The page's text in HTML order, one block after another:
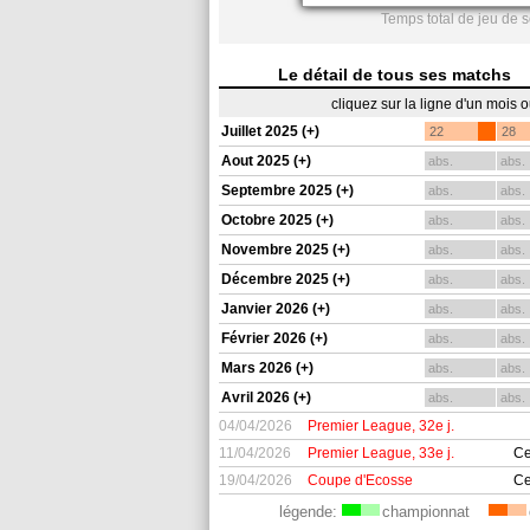
Temps total de jeu de
Le détail de tous ses matchs
cliquez sur la ligne d'un mois
Juillet 2025 (+)
22 28
Aout 2025 (+) abs. abs.
Septembre 2025 (+) abs. abs.
Octobre 2025 (+) abs. abs.
Novembre 2025 (+) abs. abs.
Décembre 2025 (+) abs. abs.
Janvier 2026 (+) abs. abs.
Février 2026 (+) abs. abs.
Mars 2026 (+) abs. abs.
Avril 2026 (+) abs. abs.
04/04/2026 Premier League, 32e j.
11/04/2026
Premier League, 33e j.
19/04/2026
Coupe d'Ecosse
légende: championnat